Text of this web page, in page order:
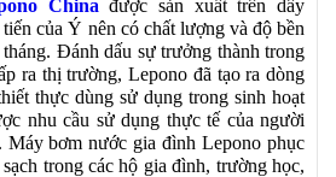
China được sản xuất trên dây
của Ý nên có chất lượng và độ bền
Đánh dấu sự trưởng thành trong
ra thị trường, Lepono đã tạo ra dòng
thực dùng sử dụng trong sinh hoạt
nhu cầu sử dụng thực tế của người
Máy bơm nước gia đình Lepono phục
trong các hộ gia đình, trường học,